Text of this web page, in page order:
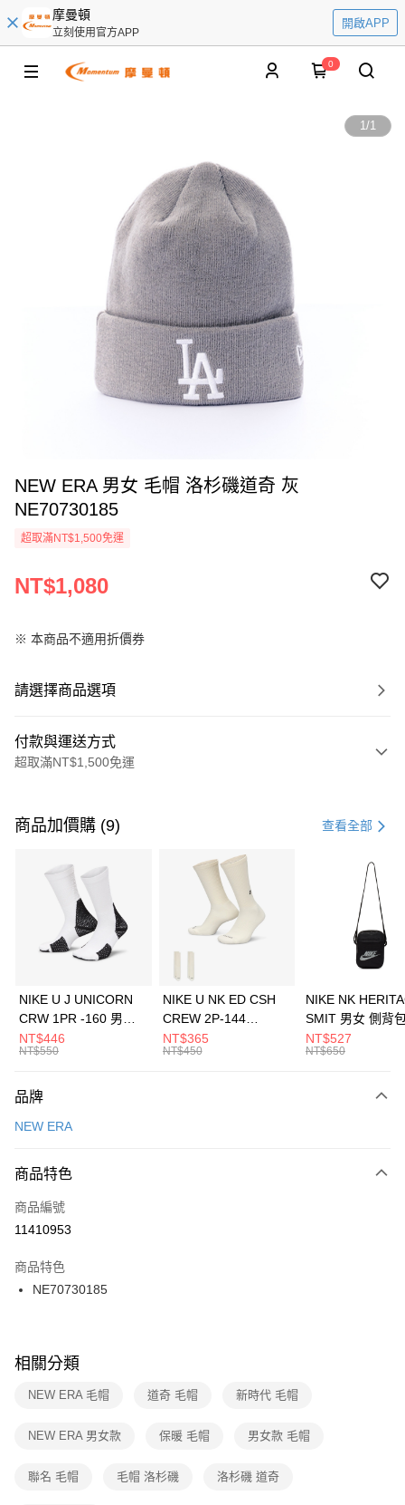
摩曼頓
立刻使用官方APP
開啟APP
0
1/1
NEW ERA 男女 毛帽 洛杉磯道奇 灰
NE70730185
超取滿NT$1,500免運
NT$1,080
※ 本商品不適用折價券
請選擇商品選項
付款與運送方式
超取滿NT$1,500免運
信用卡一次付款
3 期 0 利率 每期 21家銀行
合作金庫商業銀行
第一商業銀行
華南商業銀行
彰化商業銀行
上海商業儲蓄銀行
元大商業銀行
台灣樂天信用卡公司
Apple Pay
全盈+PAY
AFTEE先享後付
【關於「AFTEE先享後付」】
便利好安心！
３．安心：先確認商品／服務後，再付款。
【「AFTEE先享後付」結帳流程】
１．於結帳方式選擇「AFTEE先享後付」後，將跳轉至「AFTEE先享後付」
２．訂單成立數日內，您將收到繳費通知簡訊。
３．收到繳費通知簡訊後14天內，點擊此簡訊中的連結，可透過四大超商／
ATM／網路銀行／等多元方式進行付款，方視為交易完成。
※ 交易是否成功請以「AFTEE先享後付 」之結帳頁面顯示為準，若有關於
是否繳費成功／繳費後需取消欲退款等相關疑問，請聯繫「AFTEE先享後付
客戶支援中心」https://netprotections.freshdesk.com/support/home
１．透過由恩沛科技股份有限公司提供之「AFTEE先享後付」服務完成之交
權轉讓予恩沛科技股份有限公司。
運送方式
每筆NT$100，滿NT$1,500(含以上)免運費
宅配
每筆NT$100，滿NT$1,500(含以上)免運費
付款後門市自取
每筆NT$100，滿NT$1,500(含以上)免運費
商品加價購 (9) 查看全部
NIKE U J UNICORN
CRW 1PR -160 男女
中統襪 FZ3393100
NT$446
NT$550
NIKE U NK ED CSH
CREW 2P-144
EMBRDY 男女 短統襪
FZ3073133
NT$365
NT$450
NIKE NK
SMIT 男女 側背
BA5871010
NT$527
NT$650
品牌
NEW ERA
商品特色
商品編號
11410953
商品特色
NE70730185
相關分類
NEW ERA 毛帽 道奇 毛帽 新時代 毛帽
NEW ERA 男女款 保暖 毛帽 男女款 毛帽
聯名 毛帽 毛帽 洛杉磯 洛杉磯 道奇